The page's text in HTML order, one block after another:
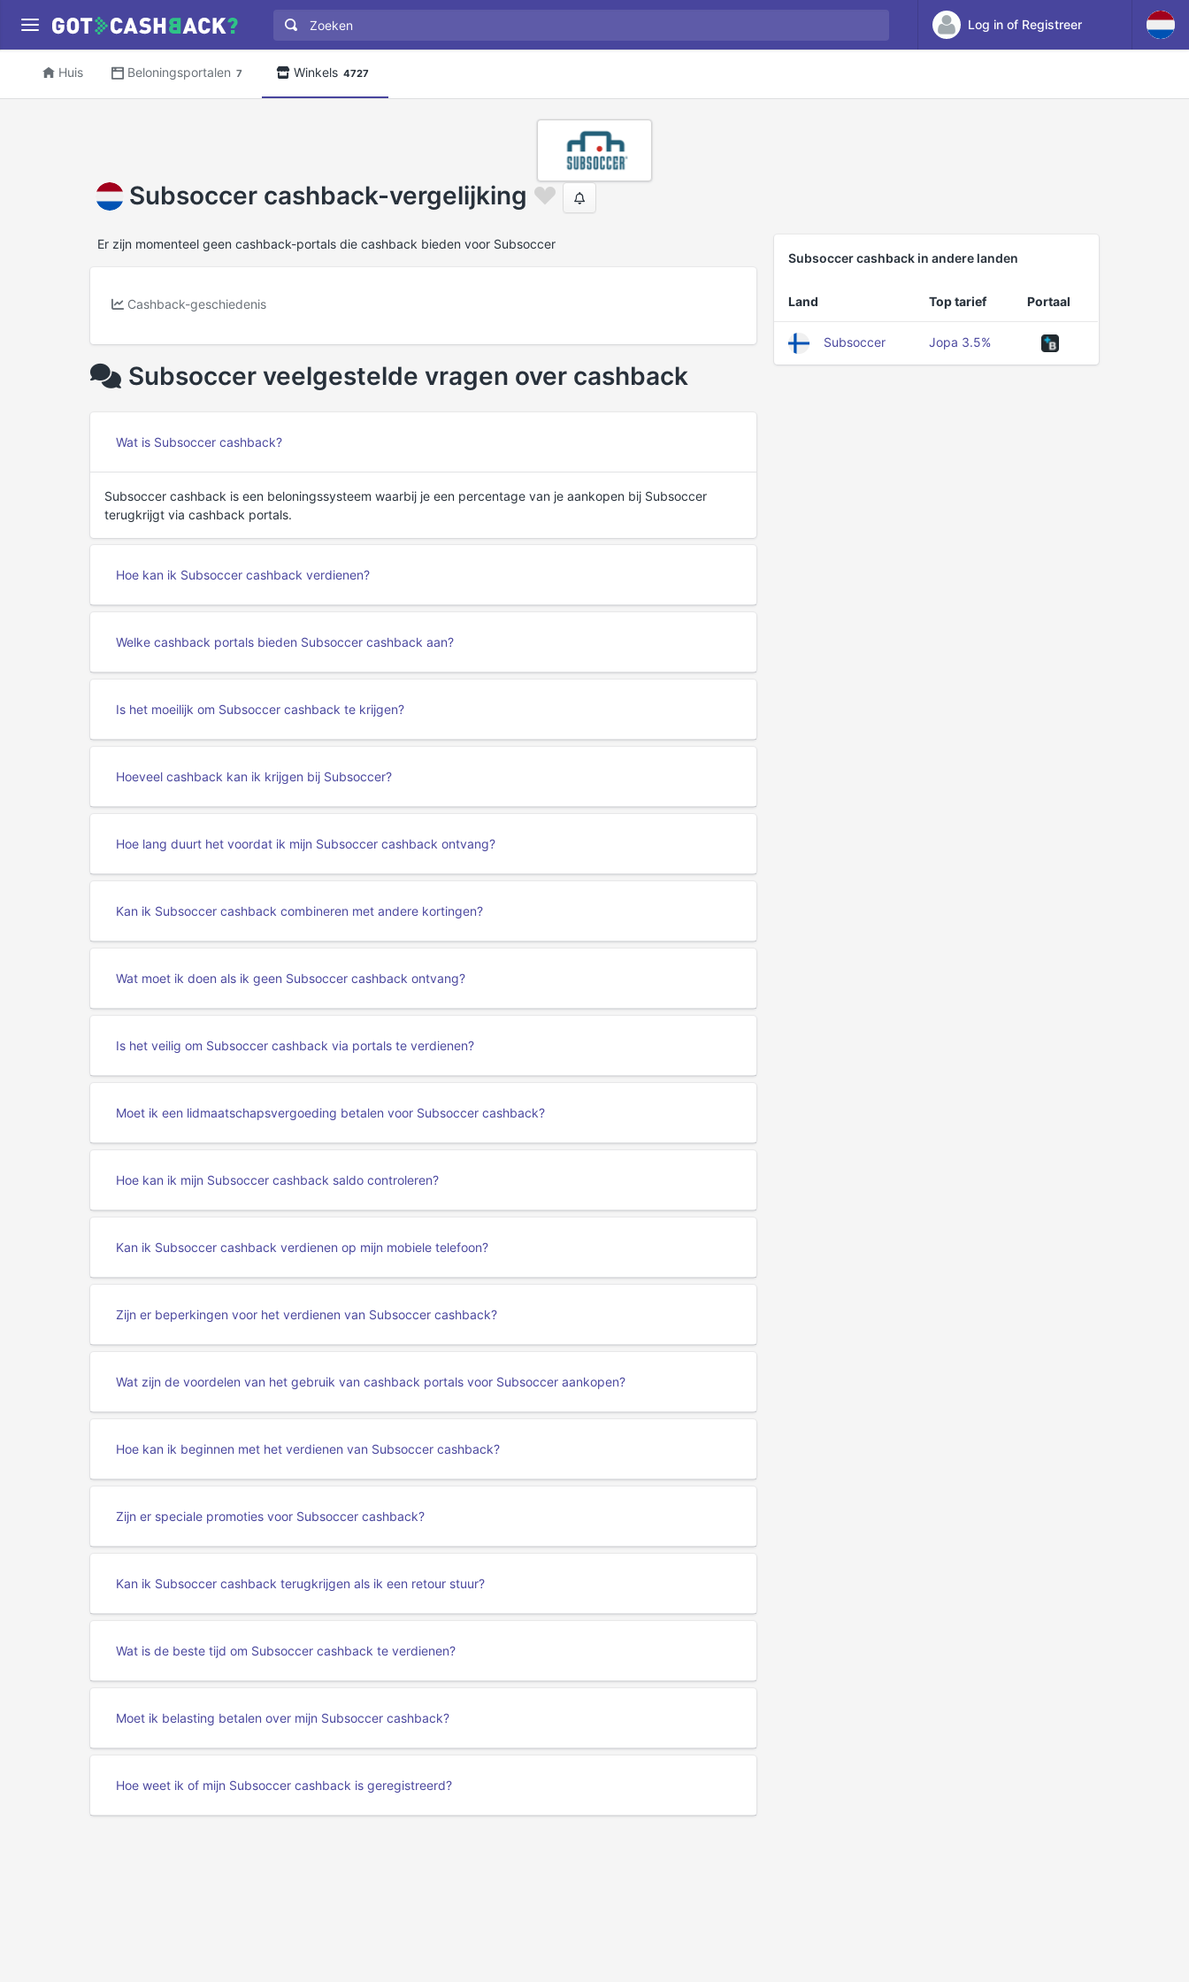
Log in of Registreer
Huis Beloningsportalen 7 Winkels 4727
Subsoccer cashback-vergelijking
Er zijn momenteel geen cashback-portals die cashback bieden voor Subsoccer
Cashback-geschiedenis
Subsoccer veelgestelde vragen over cashback
Wat is Subsoccer cashback?
Subsoccer cashback is een beloningssysteem waarbij je een percentage van je aankopen bij Subsoccer
terugkrijgt via cashback portals.
Hoe kan ik Subsoccer cashback verdienen?
Welke cashback portals bieden Subsoccer cashback aan?
Is het moeilijk om Subsoccer cashback te krijgen?
Hoeveel cashback kan ik krijgen bij Subsoccer?
Hoe lang duurt het voordat ik mijn Subsoccer cashback ontvang?
Kan ik Subsoccer cashback combineren met andere kortingen?
Wat moet ik doen als ik geen Subsoccer cashback ontvang?
Is het veilig om Subsoccer cashback via portals te verdienen?
Moet ik een lidmaatschapsvergoeding betalen voor Subsoccer cashback?
Hoe kan ik mijn Subsoccer cashback saldo controleren?
Kan ik Subsoccer cashback verdienen op mijn mobiele telefoon?
Zijn er beperkingen voor het verdienen van Subsoccer cashback?
Wat zijn de voordelen van het gebruik van cashback portals voor Subsoccer aankopen?
Hoe kan ik beginnen met het verdienen van Subsoccer cashback?
Zijn er speciale promoties voor Subsoccer cashback?
Kan ik Subsoccer cashback terugkrijgen als ik een retour stuur?
Wat is de beste tijd om Subsoccer cashback te verdienen?
Moet ik belasting betalen over mijn Subsoccer cashback?
Hoe weet ik of mijn Subsoccer cashback is geregistreerd?
Subsoccer cashback in andere landen
Land Top tarief Portaal
Subsoccer Jopa 3.5%